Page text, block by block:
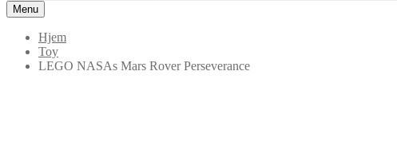
Menu
Hjem
Toy
LEGO NASAs Mars Rover Perseverance